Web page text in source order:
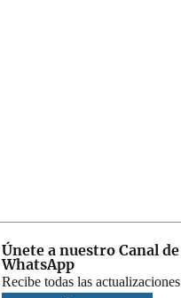
Únete a nuestro Canal de
WhatsApp
Recibe todas las actualizaciones